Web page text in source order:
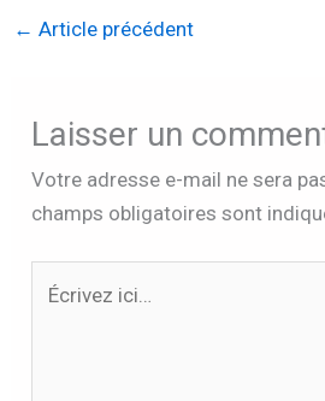
← Article précédent
Laisser un
Votre adresse e-mail ne sera
champs obligatoires sont
ici…